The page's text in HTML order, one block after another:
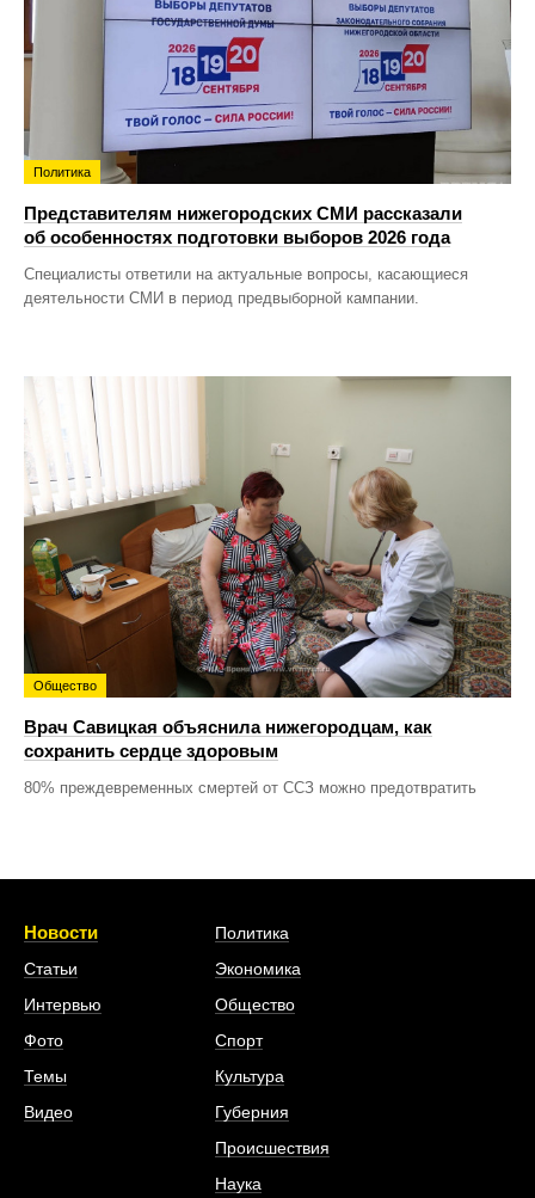
Политика
Представителям нижегородских СМИ рассказали
об особенностях подготовки выборов 2026 года
Специалисты ответили на актуальные вопросы, касающиеся
деятельности СМИ в период предвыборной кампании.
Общество
Врач Савицкая объяснила нижегородцам, как
сохранить сердце здоровым
80% преждевременных смертей от ССЗ можно предотвратить
Новости
Статьи
Интервью
Фото
Темы
Видео
Политика
Экономика
Общество
Спорт
Культура
Губерния
Происшествия
Наука